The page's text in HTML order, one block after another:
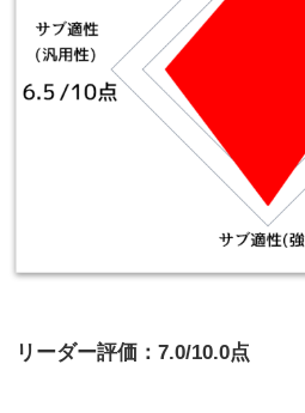
リーダー評価：7.0/10.0点